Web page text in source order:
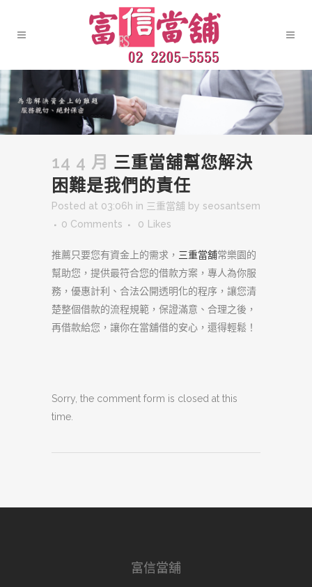
14 4 月 三重當舖幫您解決
困難是我們的責任
Posted at 03:06h in 三重當舖 by seosantsem
0 Comments
0 Likes
推薦只要您有資金上的需求， 三重當舖常樂園的
幫助您，提供最符合您的借款方案，專人為你服
務，優惠計利、合法公開透明化的程序，讓您清
楚整個借款的流程規範，保證滿意、合理之後，
再借款給您，讓你在當舖借的安心，還得輕鬆！
Sorry, the comment form is closed at this
time.
富信當舖